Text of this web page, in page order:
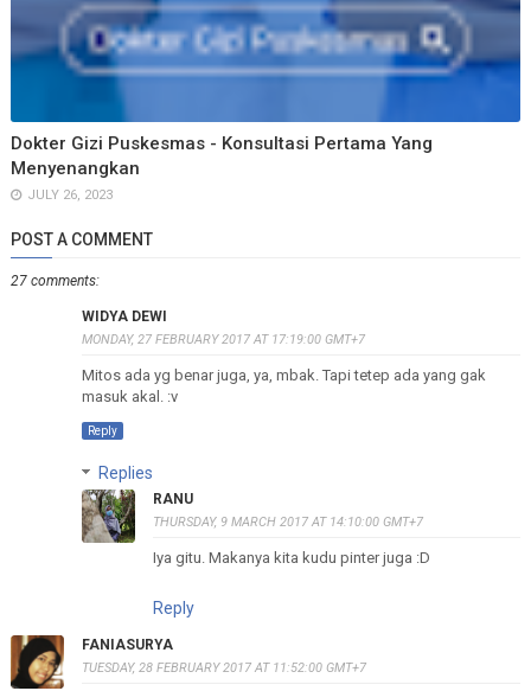
Dokter Gizi Puskesmas - Konsultasi Pertama Yang
Menyenangkan
JULY 26, 2023
POST A COMMENT
27 comments:
WIDYA DEWI
MONDAY, 27 FEBRUARY 2017 AT 17:19:00 GMT+7
Mitos ada yg benar juga, ya, mbak. Tapi tetep ada yang gak
masuk akal. :v
Reply
Replies
RANU
THURSDAY, 9 MARCH 2017 AT 14:10:00 GMT+7
Iya gitu. Makanya kita kudu pinter juga :D
Reply
FANIASURYA
TUESDAY, 28 FEBRUARY 2017 AT 11:52:00 GMT+7